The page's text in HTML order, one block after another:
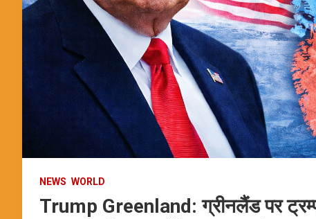
NEWS WORLD
Trump Greenland: ग्रीनलैंड पर